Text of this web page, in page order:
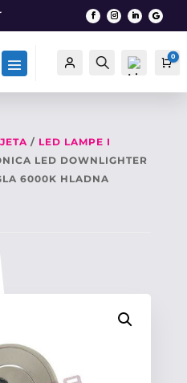
Račun Traži
List
0
/ LED LAMPE I
LED DOWNLIGHTER
6000K HLADNA